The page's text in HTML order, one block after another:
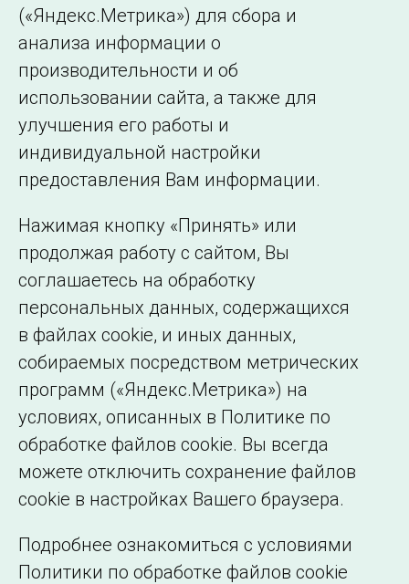
← Все публикации
Подписаться на новости
©2005–2026 АО «СО ЕЭС»
Филиалы и
представительства
образовательной
организации
(«Яндекс.Метрика») для сбора и
анализа информации о
производительности и об
использовании сайта, а также для
улучшения его работы и
индивидуальной настройки
предоставления Вам информации.
Нажимая кнопку «Принять» или
продолжая работу с сайтом, Вы
соглашаетесь на обработку
персональных данных, содержащихся
в файлах cookie, и иных данных,
собираемых посредством метрических
программ («Яндекс.Метрика») на
условиях, описанных в Политике по
обработке файлов cookie. Вы всегда
можете отключить сохранение файлов
cookie в настройках Вашего браузера.
Подробнее ознакомиться с условиями
Политики по обработке файлов cookie